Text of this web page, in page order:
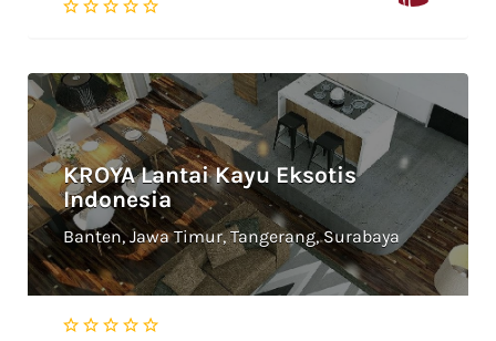
KROYA Lantai Kayu Eksotis
Indonesia
Banten, Jawa Timur, Tangerang, Surabaya